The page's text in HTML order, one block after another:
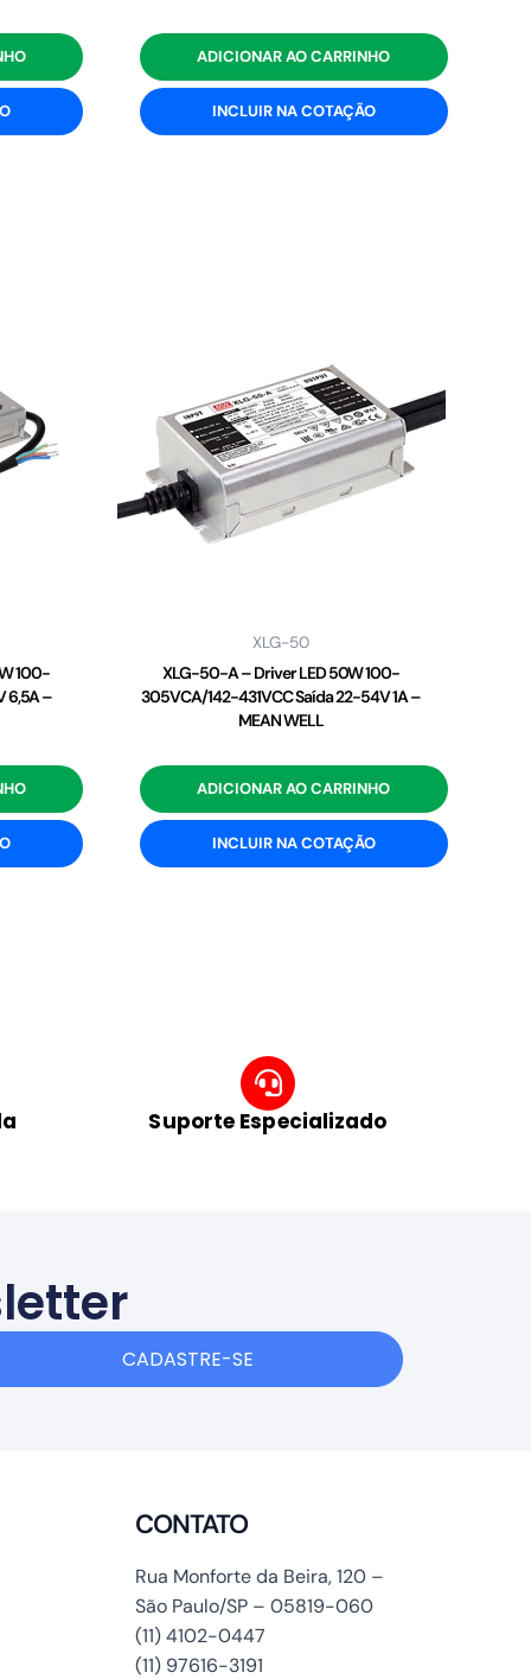
ADICIONAR AO CARRINHO
INCLUIR NA COTAÇÃO
100-
6,5A –
XLG-50
XLG-50-A – Driver LED 50W 100-
305VCA/142-431VCC Saída 22-54V 1A –
MEAN WELL
ADICIONAR AO CARRINHO
INCLUIR NA COTAÇÃO
Suporte Especializado
CADASTRE-SE
CONTATO
Rua Monforte da Beira, 120 –
São Paulo/SP – 05819-060
(11) 4102-0447
(11) 97616-3191